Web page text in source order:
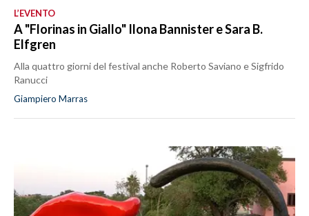
L’EVENTO
A "Florinas in Giallo" Ilona Bannister e Sara B.
Elfgren
Alla quattro giorni del festival anche Roberto Saviano e Sigfrido
Ranucci
Giampiero Marras